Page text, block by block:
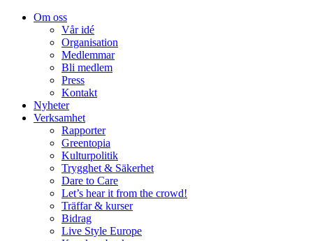
Om oss
Vår idé
Organisation
Medlemmar
Bli medlem
Press
Kontakt
Nyheter
Verksamhet
Rapporter
Greentopia
Kulturpolitik
Trygghet & Säkerhet
Dare to Care
Let’s hear it from the crowd!
Träffar & kurser
Bidrag
Live Style Europe